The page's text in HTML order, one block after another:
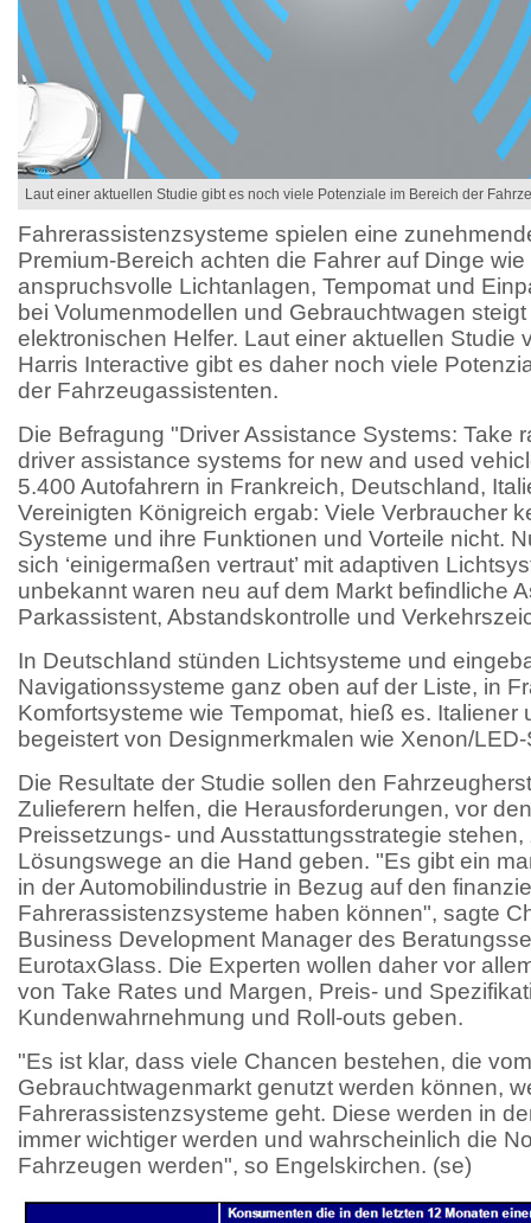
Laut einer aktuellen Studie gibt es noch viele Potenziale im Bereich der
Fahrerassistenzsysteme spielen eine
Premium-Bereich achten die Fahrer auf Dinge
anspruchsvolle Lichtanlagen, Tempomat und
bei Volumenmodellen und Gebrauchtwagen
elektronischen Helfer. Laut einer aktuellen Studie
Harris Interactive gibt es daher noch viele
der Fahrzeugassistenten.
Die Befragung "Driver Assistance Systems: Take
driver assistance systems for new and used
5.400 Autofahrern in Frankreich, Deutschland,
Vereinigten Königreich ergab: Viele Verbraucher
Systeme und ihre Funktionen und Vorteile nicht.
sich ‘einigermaßen vertraut’ mit adaptiven
unbekannt waren neu auf dem Markt befindliche
Parkassistent, Abstandskontrolle und
In Deutschland stünden Lichtsysteme und
Navigationssysteme ganz oben auf der Liste, in
Komfortsysteme wie Tempomat, hieß es. Italiener
begeistert von Designmerkmalen wie Xenon/
Die Resultate der Studie sollen den
Zulieferern helfen, die Herausforderungen, vor
Preissetzungs- und Ausstattungsstrategie
Lösungswege an die Hand geben. "Es gibt ein
in der Automobilindustrie in Bezug auf den
Fahrerassistenzsysteme haben können", sagte
Business Development Manager des
EurotaxGlass. Die Experten wollen daher vor
von Take Rates und Margen, Preis- und
Kundenwahrnehmung und Roll-outs geben.
"Es ist klar, dass viele Chancen bestehen, die
Gebrauchtwagenmarkt genutzt werden können,
Fahrerassistenzsysteme geht. Diese werden in
immer wichtiger werden und wahrscheinlich die
Fahrzeugen werden", so Engelskirchen. (se)